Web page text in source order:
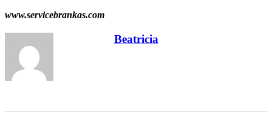
www.servicebrankas.com
Beatricia